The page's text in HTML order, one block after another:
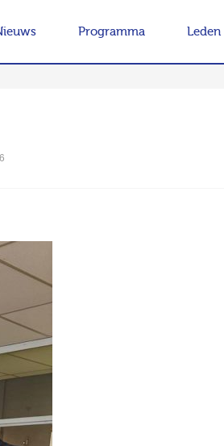
Programma Leden